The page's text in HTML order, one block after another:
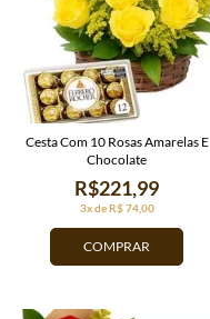
COMPRAR
3x de R$ 74,00
R$221,99
Cesta Com 10 Rosas Amarelas E
Chocolate